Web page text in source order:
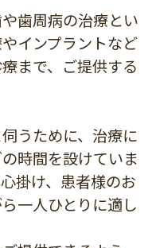
歯周病の治療とい
インプラントなど
まで、ご提供する
うために、治療に
時間を設けていま
掛け、患者様のお
一人ひとりに適し